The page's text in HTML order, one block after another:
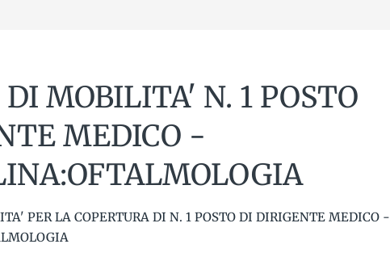
MOBILITA' N. 1 POSTO
MEDICO -
PER LA COPERTURA DI N. 1 POSTO DI DIRIGENTE MEDICO -